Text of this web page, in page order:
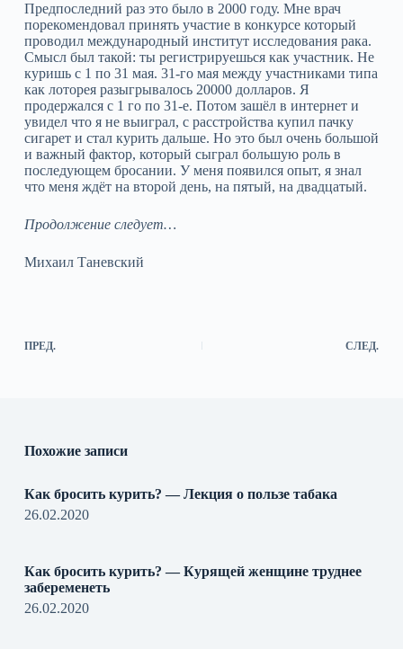
Предпоследний раз это было в 2000 году. Мне врач
порекомендовал принять участие в конкурсе который
проводил международный институт исследования рака.
Смысл был такой: ты регистрируешься как участник. Не
куришь с 1 по 31 мая. 31-го мая между участниками типа
как лоторея разыгрывалось 20000 долларов. Я
продержался с 1 го по 31-е. Потом зашёл в интернет и
увидел что я не выиграл, с расстройства купил пачку
сигарет и стал курить дальше. Но это был очень большой
и важный фактор, который сыграл большую роль в
последующем бросании. У меня появился опыт, я знал
что меня ждёт на второй день, на пятый, на двадцатый.
Продолжение следует…
Михаил Таневский
ПРЕД. СЛЕД.
Похожие записи
Как бросить курить? — Лекция о пользе табака
26.02.2020
Как бросить курить? — Курящей женщине труднее
забеременеть
26.02.2020